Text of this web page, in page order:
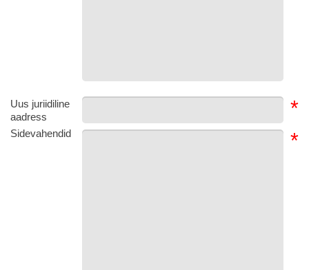
Uus juriidiline
aadress
*
Sidevahendid *